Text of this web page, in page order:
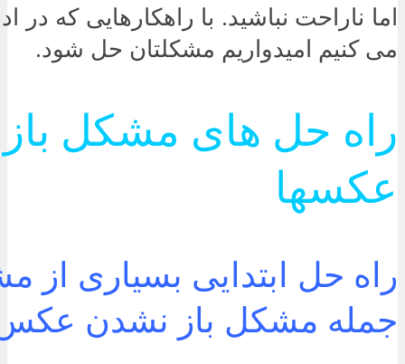
اما ناراحت نباشید. با راهکارهایی که در
می کنیم امیدواریم مشکلتان حل شود.
راه حل های مشکل
عکسها
راه حل ابتدایی بسیاری از
جمله مشکل باز نشدن